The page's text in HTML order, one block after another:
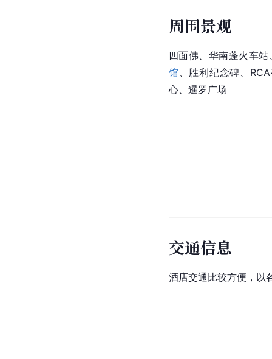
周围景观
四面佛、华南蓬火车站
馆 、胜利纪念碑、
心、暹罗广场
交通信息
酒店交通比较方便，以